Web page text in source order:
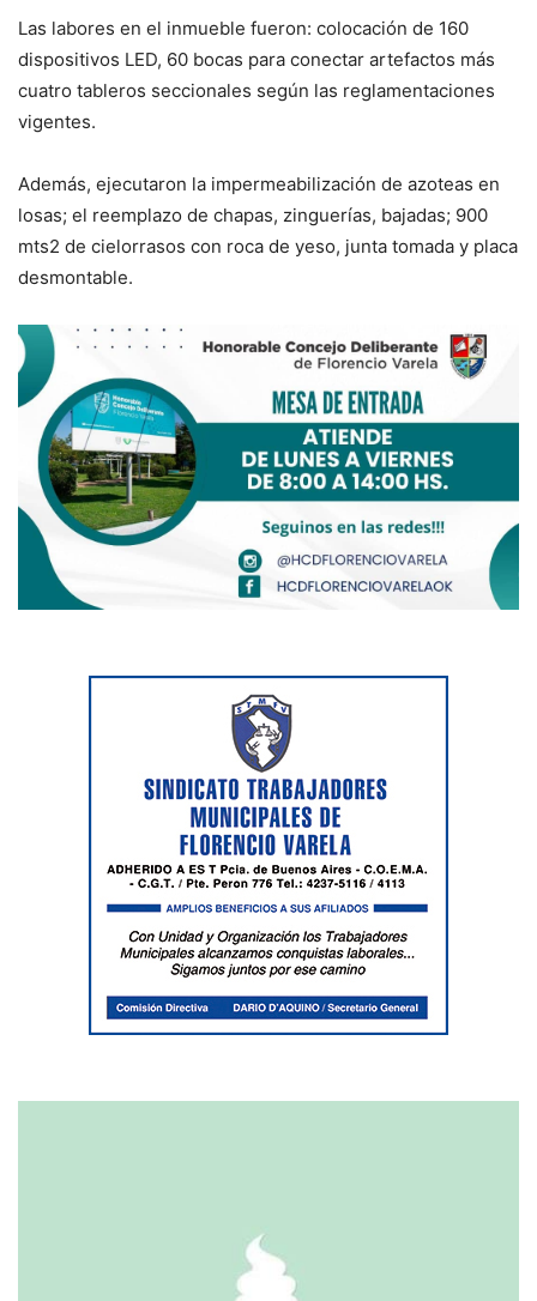
Las labores en el inmueble fueron: colocación de 160
dispositivos LED, 60 bocas para conectar artefactos más
cuatro tableros seccionales según las reglamentaciones
vigentes.
Además, ejecutaron la impermeabilización de azoteas en
losas; el reemplazo de chapas, zinguerías, bajadas; 900
mts2 de cielorrasos con roca de yeso, junta tomada y placa
desmontable.